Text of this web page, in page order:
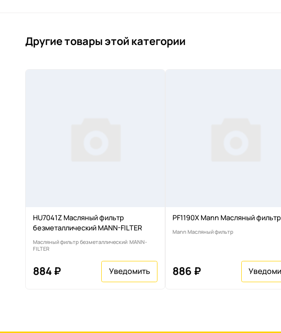
Другие товары этой категории
HU7041Z Масляный фильтр
безметаллический MANN-FILTER
Масляный фильтр безметаллический MANN-
FILTER
884 ₽
PF1190X Mann Масляный фильтр
Mann Масляный фильтр
886 ₽